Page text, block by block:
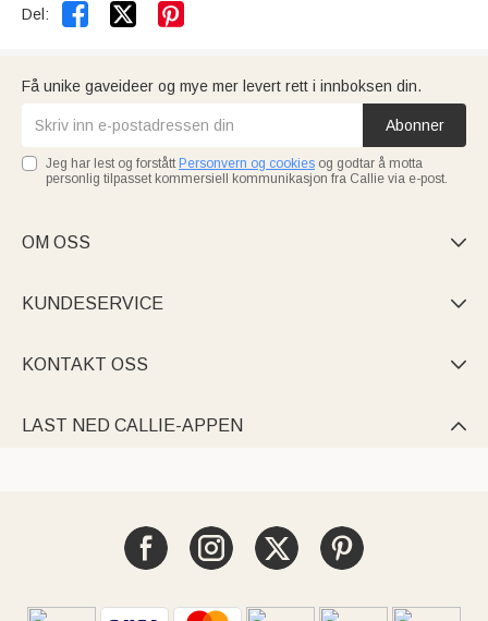
Del:  
Få unike gaveideer og mye mer levert rett i innboksen din.
Abonner
Jeg har lest og forstått Personvern og cookies og godtar å motta
personlig tilpasset kommersiell kommunikasjon fra Callie via e-post.
OM OSS 
KUNDESERVICE 
KONTAKT OSS 
LAST NED CALLIE-APPEN 